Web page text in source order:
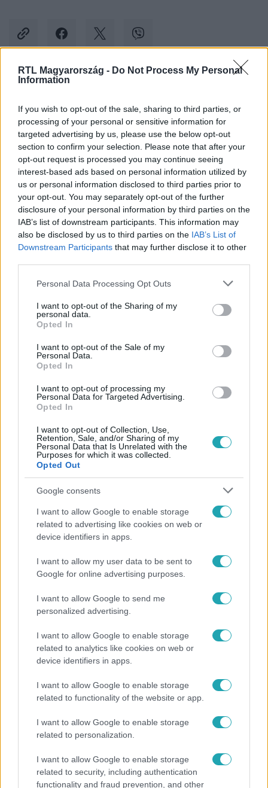
RTL Magyarország - Do Not Process My Personal
Information
If you wish to opt-out of the sale, sharing to third parties, or
processing of your personal or sensitive information for
targeted advertising by us, please use the below opt-out
section to confirm your selection. Please note that after your
opt-out request is processed you may continue seeing
interest-based ads based on personal information utilized by
us or personal information disclosed to third parties prior to
your opt-out. You may separately opt-out of the further
disclosure of your personal information by third parties on the
IAB’s list of downstream participants. This information may
also be disclosed by us to third parties on the IAB’s List of
Downstream Participants that may further disclose it to other
Please note that this website/app uses one or more Google
not limited to your visit or usage behaviour. You may click to
grant or deny consent to Google and its third-party tags to
use your data for below specified purposes in below Google
consent section.
Personal Data Processing Opt Outs
I want to opt-out of the Sharing of my
personal data.
Opted In
I want to opt-out of the Sale of my
Personal Data.
Opted In
I want to opt-out of processing my
Personal Data for Targeted Advertising.
Opted In
I want to opt-out of Collection, Use,
Retention, Sale, and/or Sharing of my
Personal Data that Is Unrelated with the
Purposes for which it was collected.
Opted Out
Google consents
I want to allow Google to enable storage
related to advertising like cookies on web or
device identifiers in apps.
I want to allow my user data to be sent to
Google for online advertising purposes.
I want to allow Google to send me
personalized advertising.
I want to allow Google to enable storage
related to analytics like cookies on web or
device identifiers in apps.
I want to allow Google to enable storage
related to functionality of the website or app.
I want to allow Google to enable storage
related to personalization.
I want to allow Google to enable storage
related to security, including authentication
functionality and fraud prevention, and other
Facebookon is!
Követem
GÁZ OROSZORSZÁG
#ÁR #CSÖKKENÉS #OROSZ-UKRÁN HÁBORÚ
Népszerű
Megvan, kik váltják a fenyegetés miatt visszalépő
Életmód
tökéletes a kovászos uborka